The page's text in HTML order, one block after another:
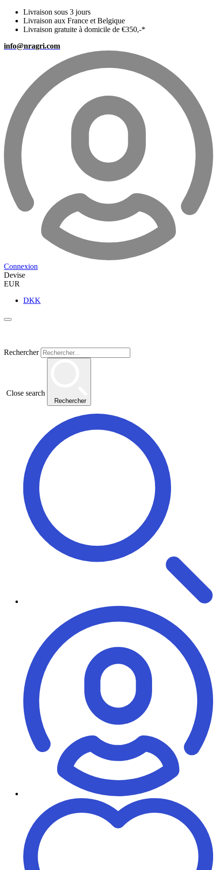
Livraison sous 3 jours
Livraison aux France et Belgique
Livraison gratuite à domicile de €350,-*
info@nragri.com
Connexion
Devise
EUR
DKK
Rechercher
Close search
Rechercher